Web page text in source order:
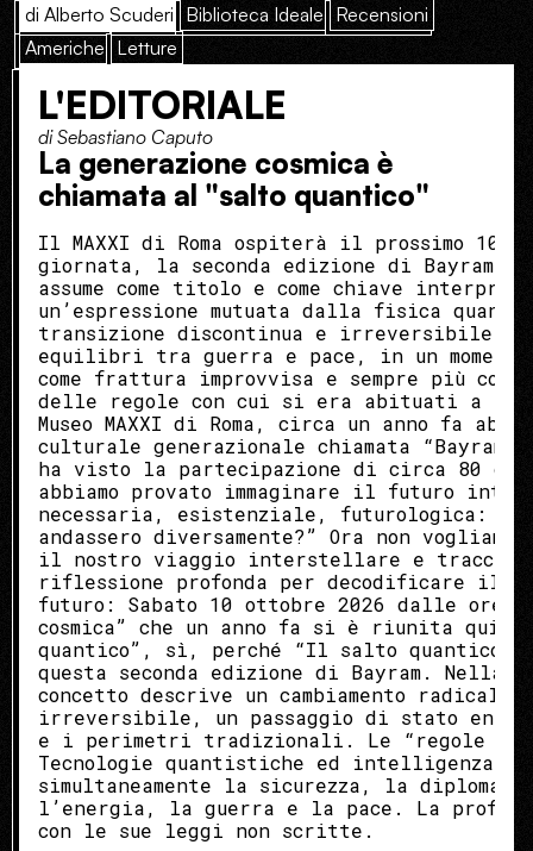
di Alberto Scuderi Biblioteca Ideale Recensioni
Americhe Letture
L'EDITORIALE
di Sebastiano Caputo
La generazione cosmica è
chiamata al "salto quantico"
Il MAXXI di Roma ospiterà il prossimo 10
giornata, la seconda edizione di Bayram,
assume come titolo e come chiave
un’espressione mutuata dalla fisica
transizione discontinua e irreversibile
equilibri tra guerra e pace, in un momento
come frattura improvvisa e sempre più
delle regole con cui si era abituati a
Museo MAXXI di Roma, circa un anno fa
culturale generazionale chiamata
ha visto la partecipazione di circa 80
abbiamo provato immaginare il futuro
necessaria, esistenziale, futurologica:
andassero diversamente?” Ora non
il nostro viaggio interstellare e
riflessione profonda per decodificare il
futuro: Sabato 10 ottobre 2026 dalle ore
cosmica” che un anno fa si è riunita qui
quantico”, sì, perché “Il salto
questa seconda edizione di Bayram.
concetto descrive un cambiamento
irreversibile, un passaggio di stato
e i perimetri tradizionali. Le “regole del
Tecnologie quantistiche ed intelligenza
simultaneamente la sicurezza, la
l’energia, la guerra e la pace. La
con le sue leggi non scritte.